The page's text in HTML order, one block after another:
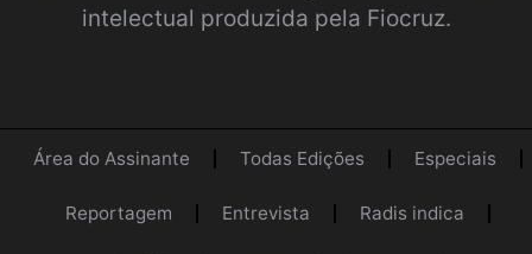
intelectual produzida pela Fiocruz.
Área do Assinante Todas Edições Especiais
Reportagem Entrevista Radis indica